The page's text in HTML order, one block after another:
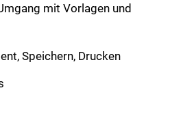
mit Vorlagen und
Speichern, Drucken